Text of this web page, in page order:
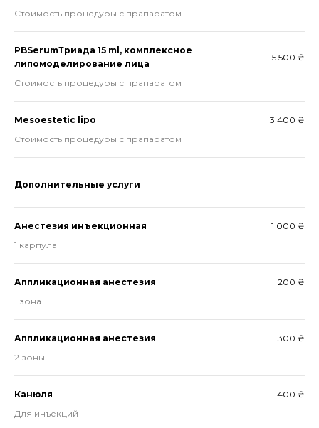
Стоимость процедуры с прапаратом
PBSerumТриада 15 ml, комплексное
липомоделирование лица
5 500 ₴
Стоимость процедуры с прапаратом
Mesoestetic lipo
3 400 ₴
Стоимость процедуры с прапаратом
Дополнительные услуги
Анестезия инъекционная
1 000 ₴
1 карпула
Аппликационная анестезия
200 ₴
1 зона
Аппликационная анестезия
300 ₴
2 зоны
Канюля
400 ₴
Для инъекций